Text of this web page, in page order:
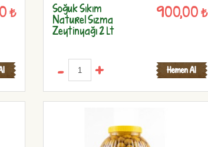
₺ Soğuk Sıkım
Naturel Sızma
Zeytinyağı 2 Lt
900,00 ₺
- +